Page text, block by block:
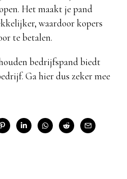
Het maakt je pand
waardoor kopers
te betalen.
bedrijfspand biedt
Ga hier dus zeker mee